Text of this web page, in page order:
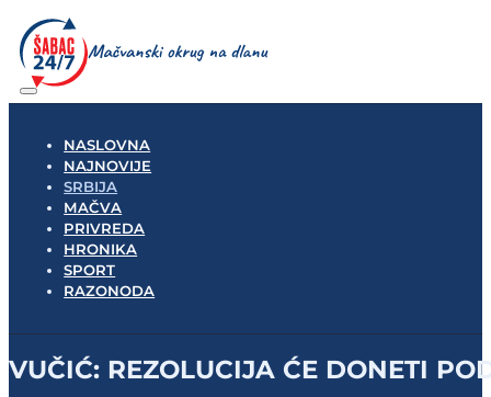
NASLOVNA
NAJNOVIJE
SRBIJA
MAČVA
PRIVREDA
HRONIKA
SPORT
RAZONODA
VUČIĆ: REZOLUCIJA ĆE DONETI